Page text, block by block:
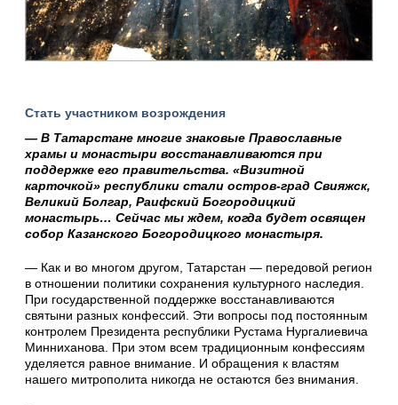
Стать участником возрождения
— В Татарстане многие знаковые Православные
храмы и монастыри восстанавливаются при
поддержке его правительства. «Визитной
карточкой» республики стали остров-град Свияжск,
Великий Болгар, Раифский Богородицкий
монастырь… Сейчас мы ждем, когда будет освящен
собор Казанского Богородицкого монастыря.
— Как и во многом другом, Татарстан — передовой регион
в отношении политики сохранения культурного наследия.
При государственной поддержке восстанавливаются
святыни разных конфессий. Эти вопросы под постоянным
контролем Президента республики Рустама Нургалиевича
Минниханова. При этом всем традиционным конфессиям
уделяется равное внимание. И обращения к властям
нашего митрополита никогда не остаются без внимания.